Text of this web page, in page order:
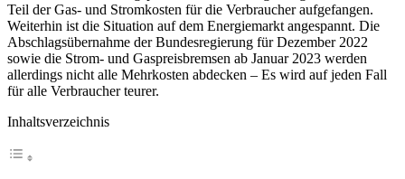
Teil der Gas- und Stromkosten für die Verbraucher aufgefangen.
Weiterhin ist die Situation auf dem Energiemarkt angespannt. Die
Abschlagsübernahme der Bundesregierung für Dezember 2022
sowie die Strom- und Gaspreisbremsen ab Januar 2023 werden
allerdings nicht alle Mehrkosten abdecken – Es wird auf jeden Fall
für alle Verbraucher teurer.
Inhaltsverzeichnis